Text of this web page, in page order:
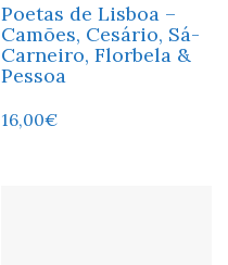
Poetas de Lisboa –
Camões, Cesário, Sá-
Carneiro, Florbela &
Pessoa
16,00€